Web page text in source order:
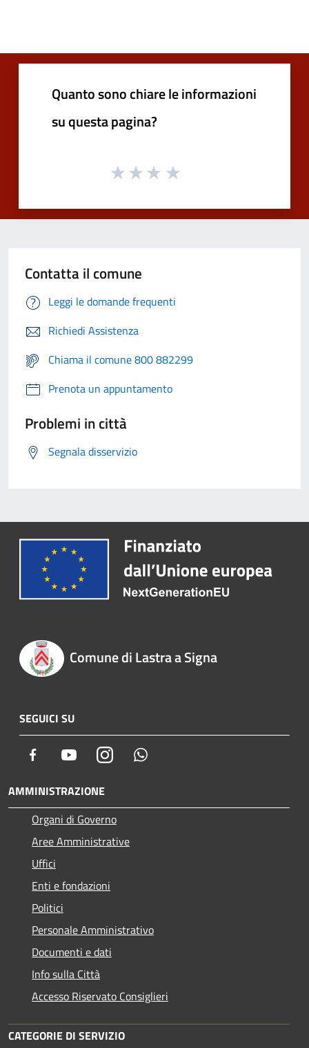
Quanto sono chiare le informazioni
su questa pagina?
Contatta il comune
Leggi le domande frequenti
Richiedi Assistenza
Chiama il comune 800 882299
Prenota un appuntamento
Problemi in città
Segnala disservizio
Comune di Lastra a Signa
SEGUICI SU
Facebook YoutubeInstagram
AMMINISTRAZIONE
Organi di Governo
Aree Amministrative
Uffici
Enti e fondazioni
Politici
Personale Amministrativo
Documenti e dati
Info sulla Città
Accesso Riservato Consiglieri
CATEGORIE DI SERVIZIO